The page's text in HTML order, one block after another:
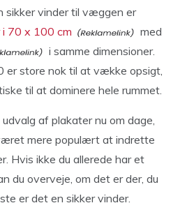
sikker vinder til væggen er
i 70 x 100 cm
med
i samme dimensioner.
er store nok til at vække opsigt,
til at dominere hele rummet.
af plakater nu om dage,
mere populært at indrette
Hvis ikke du allerede har et
du overveje, om det er der, du
er det en sikker vinder.